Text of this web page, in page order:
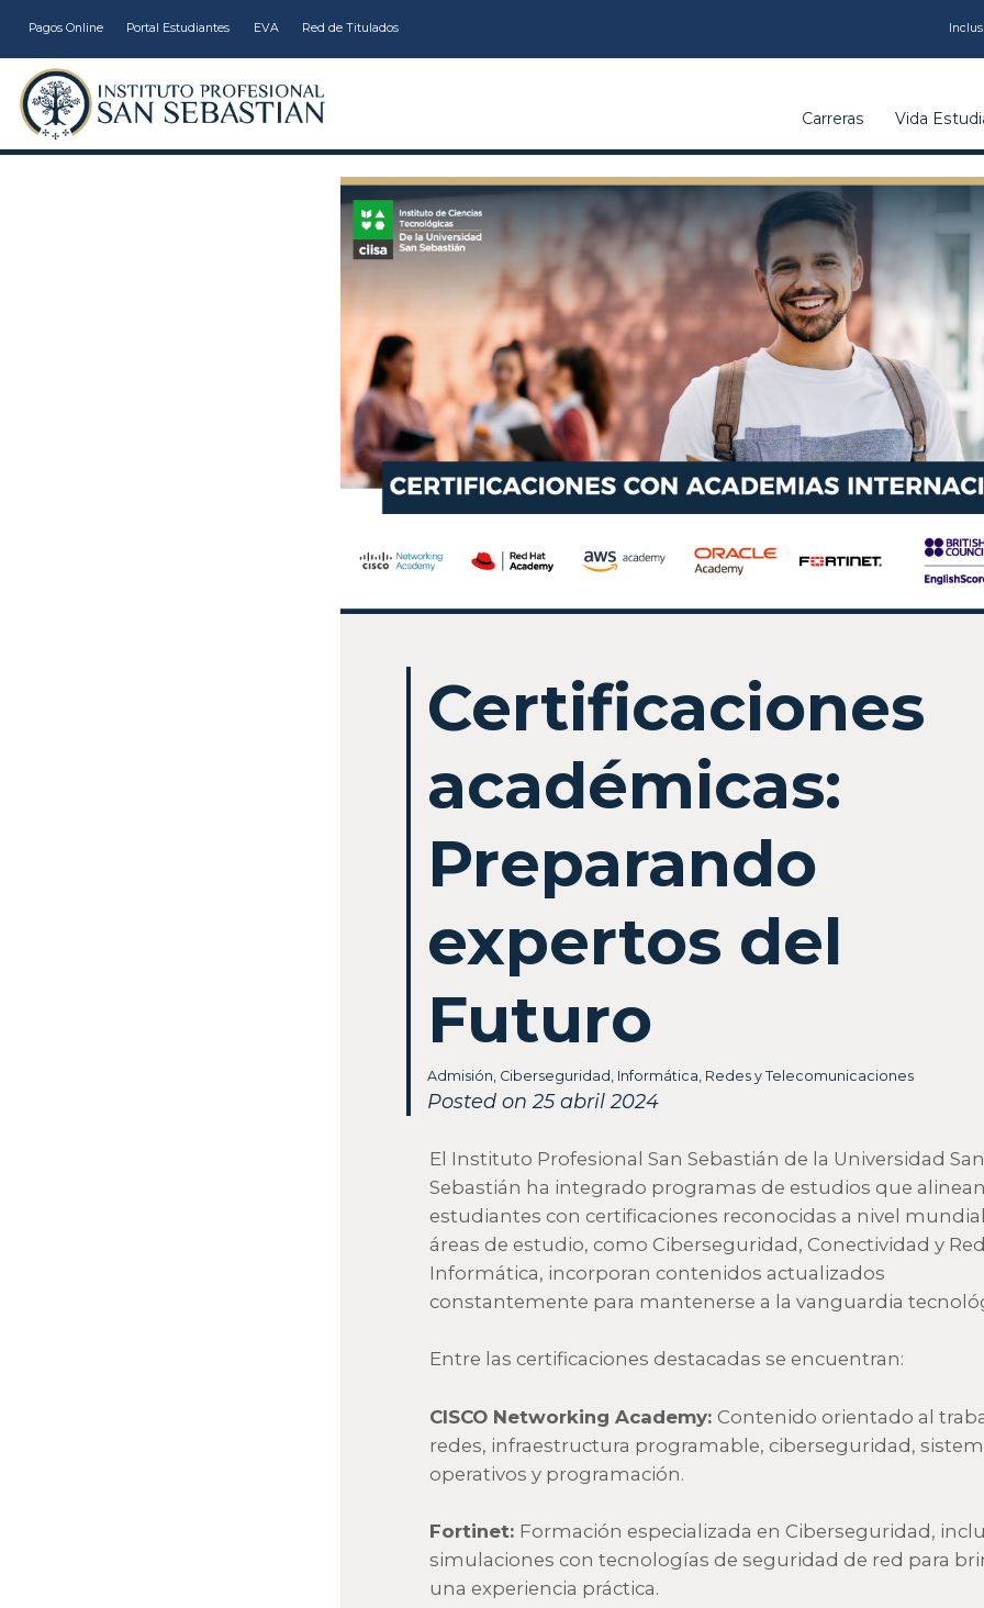
Pagos Online Portal Estudiantes EVA Red de Titulados
Carreras Vida
ESTUDIANTIL
INSTITUCIÓN
CALIDAD
VCM
EDUCACIÓN
CONTINUA
Certificaciones
académicas:
Preparando
expertos del
Futuro
Admisión Ciberseguridad Informática Redes y Telecomunicaciones
Posted on 25 abril 2024
El Instituto Profesional San Sebastián de la Universidad San
Sebastián ha integrado programas de estudios que
estudiantes con certificaciones reconocidas a nivel
áreas de estudio, como Ciberseguridad, Conectividad y
Informática, incorporan contenidos actualizados
constantemente para mantenerse a la vanguardia
Entre las certificaciones destacadas se encuentran:
CISCO Networking Academy: Contenido orientado al
redes, infraestructura programable, ciberseguridad,
operativos y programación.
Fortinet: Formación especializada en Ciberseguridad,
simulaciones con tecnologías de seguridad de red para
una experiencia práctica.